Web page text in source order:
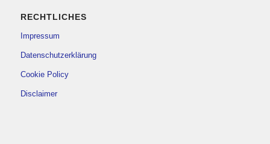
RECHTLICHES
Impressum
Datenschutzerklärung
Cookie Policy
Disclaimer